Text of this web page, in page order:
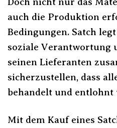
auch die Produktion
Bedingungen. Satch
soziale Verantwortung
seinen Lieferanten
sicherzustellen, dass
behandelt und entlohnt
Mit dem Kauf eines